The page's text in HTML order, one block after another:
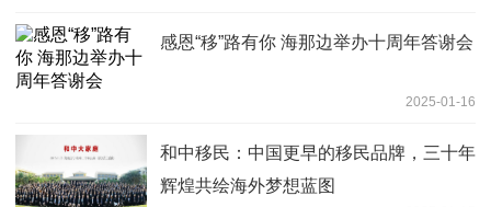
感恩“移”路有你 海那边举办十周年答谢会
2025-01-16
和中移民：中国更早的移民品牌，三十年
辉煌共绘海外梦想蓝图